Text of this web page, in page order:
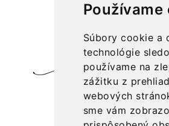
Používame
Súbory cookie a
technológie
používame na
zážitku z
webových
sme vám
značka: Divoká